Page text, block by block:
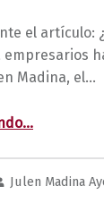
el artículo:
Madina, el…
“Nuestro proyecto de Team Building en un periódico de Colombia”
…
Julen Madina